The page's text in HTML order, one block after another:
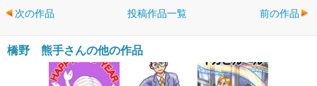
次の作品 投稿作品一覧 前の作品
橋野 熊手さんの他の作品